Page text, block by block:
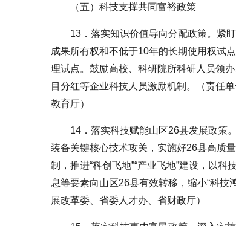
（五）科技支撑共同富裕政策
13．落实知识价值导向分配政策。紧
成果所有权和不低于10年的长期使用权试
理试点。鼓励高校、科研院所科研人员领
目分红等企业科技人员激励机制。（责任
教育厅）
14．落实科技赋能山区26县发展政策
装备关键核心技术攻关，实施好26县高质
制，推进“科创飞地”“产业飞地”建设，以
息等要素向山区26县有效转移，缩小“科技
展改革委、省委人才办、省财政厅）